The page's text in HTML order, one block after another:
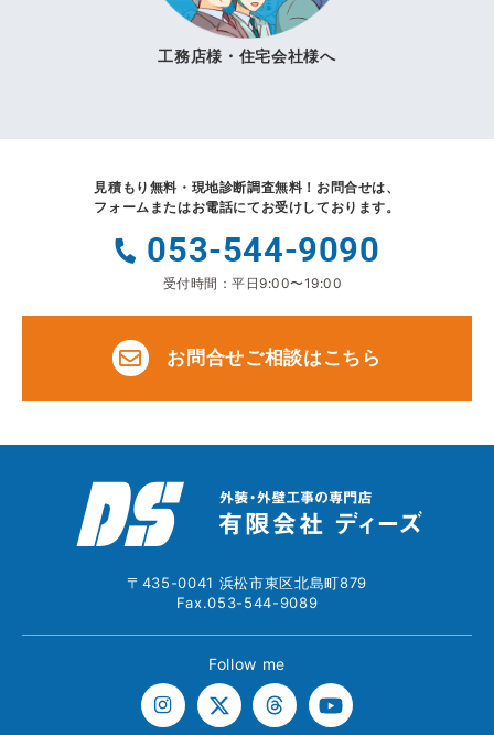
工務店様・住宅会社様へ
見積もり無料・現地診断調査無料！ お問合せは、
フォームまたはお電話にてお受けしております。
053-544-9090
受付時間：平日9:00〜19:00
お問合せご相談はこちら
〒435-0041 浜松市東区北島町879
Fax.053-544-9089
Follow me